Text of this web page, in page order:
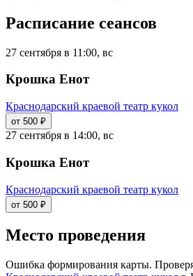
Расписание сеансов
27 сентября в 11:00, вс
Крошка Енот
Краснодарский краевой театр кукол
от 500 ₽
27 сентября в 14:00, вс
Крошка Енот
Краснодарский краевой театр кукол
от 500 ₽
Место проведения
Ошибка формирования карты.